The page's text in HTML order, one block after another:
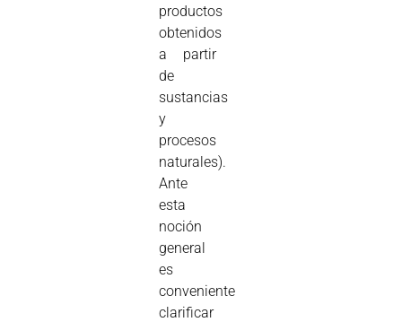
productos
obtenidos
a partir
de
sustancias
y
procesos
naturales).
Ante
esta
noción
general
es
conveniente
clarificar